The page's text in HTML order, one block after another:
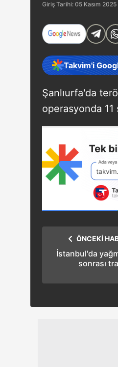
Giriş Tarihi: 05 Kasım 2025
Takvim'i
Şanlıurfa'da
operasyonda 11
ÖNCEKİ
İstanbul'da
sonrası